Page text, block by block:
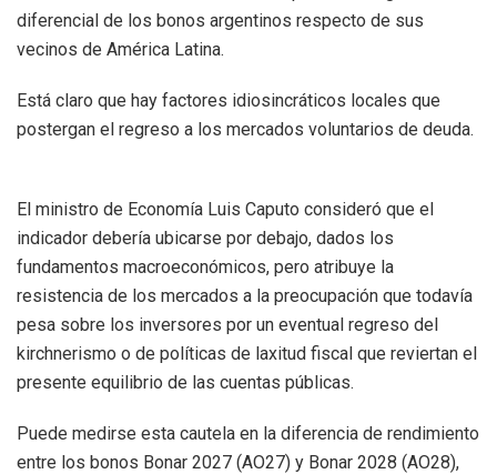
diferencial de los bonos argentinos respecto de sus
vecinos de América Latina.
Está claro que hay factores idiosincráticos locales que
postergan el regreso a los mercados voluntarios de deuda.
El ministro de Economía Luis Caputo consideró que el
indicador debería ubicarse por debajo, dados los
fundamentos macroeconómicos, pero atribuye la
resistencia de los mercados a la preocupación que todavía
pesa sobre los inversores por un eventual regreso del
kirchnerismo o de políticas de laxitud fiscal que reviertan el
presente equilibrio de las cuentas públicas.
Puede medirse esta cautela en la diferencia de rendimiento
entre los bonos Bonar 2027 (AO27) y Bonar 2028 (AO28),